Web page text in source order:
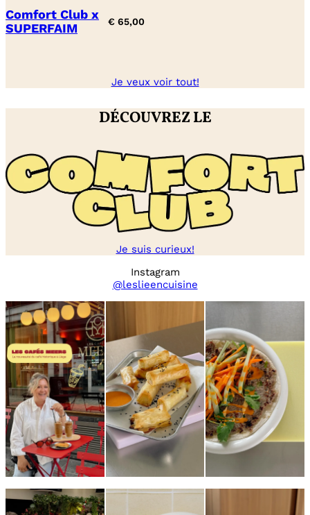
Comfort Club x
SUPERFAIM
€ 65,00
Je veux voir tout!
DÉCOUVREZ LE
Je suis curieux!
Instagram
@leslieencuisine